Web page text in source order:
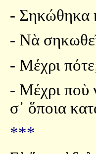
- Σηκώθηκα
- Νὰ
- Μέχρι
- Μέχρι ποὺ
σ᾿ ὅποια
***